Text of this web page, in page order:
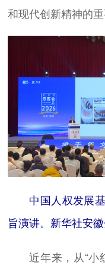
和现代创新精神的重
中国人权发展
旨演讲。新华社安
近年来，从“小